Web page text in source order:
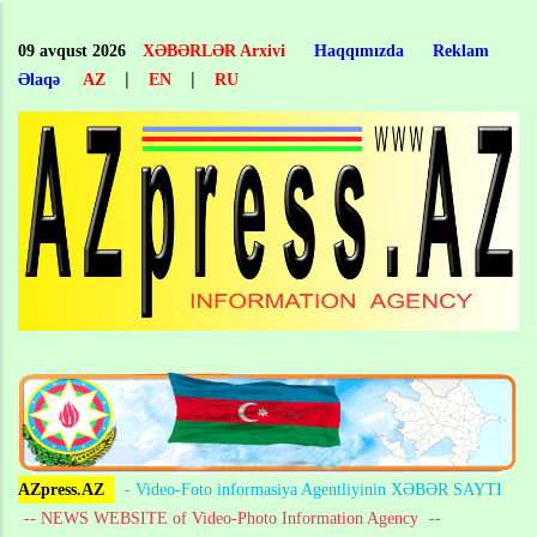
main
content
09 avqust 2026 XƏBƏRLƏR Arxivi Haqqımızda
Reklam
Əlaqə
AZ | EN | RU
AZpress.AZ
- Video-Foto informasiya Agentliyinin XƏBƏR SAYTI
-- NEWS WEBSITE of Video-Photo Information Agency --